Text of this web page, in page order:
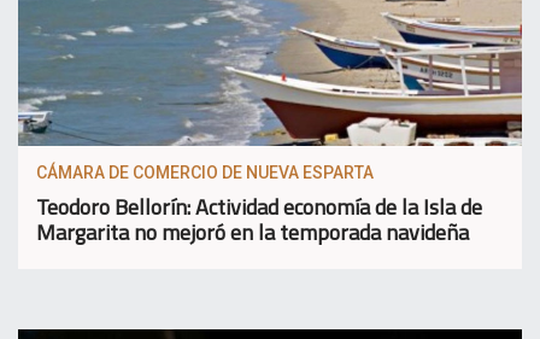
CÁMARA DE COMERCIO DE NUEVA ESPARTA
Teodoro Bellorín: Actividad economía de la Isla de
Margarita no mejoró en la temporada navideña